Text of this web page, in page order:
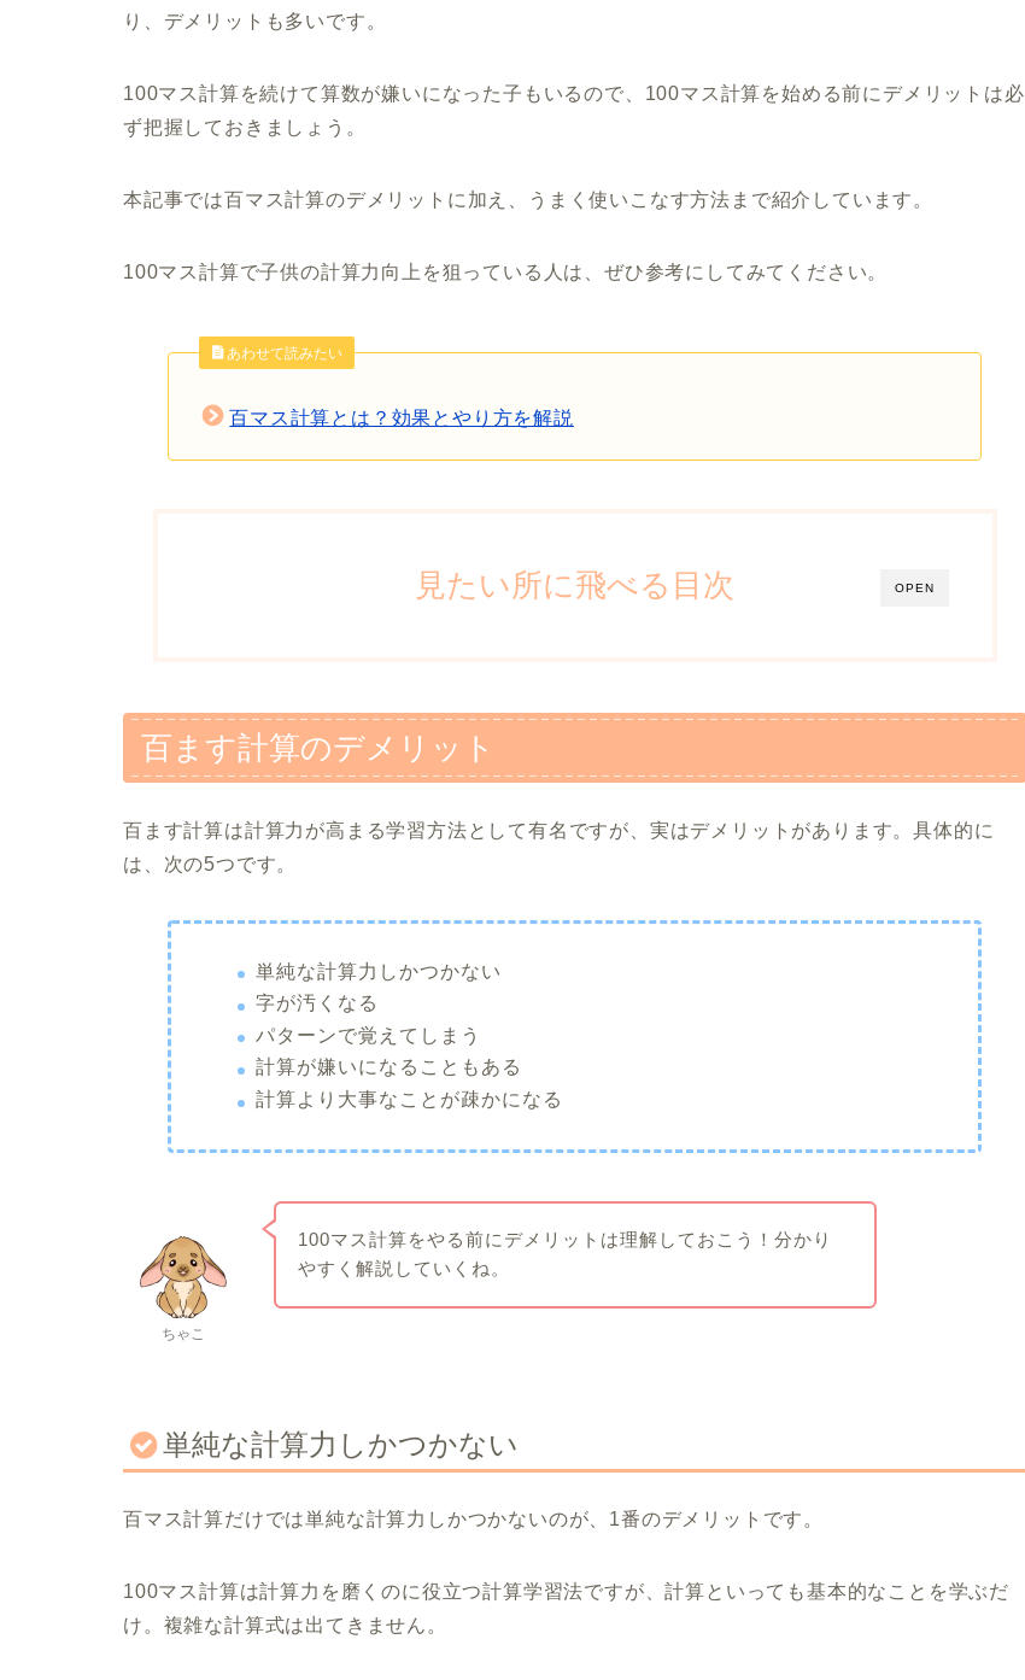
り、デメリットも多いです。
100マス計算を続けて算数が嫌いになった子もいるので、100マス計算を始める前にデメリットは必
ず把握しておきましょう。
本記事では百マス計算のデメリットに加え、うまく使いこなす方法まで紹介しています。
100マス計算で子供の計算力向上を狙っている人は、ぜひ参考にしてみてください。
あわせて読みたい
百マス計算とは？効果とやり方を解説
OPEN
見たい所に飛べる目次
百ます計算のデメリット
百ます計算は計算力が高まる学習方法として有名ですが、実はデメリットがあります。具体的に
は、次の5つです。
単純な計算力しかつかない
字が汚くなる
パターンで覚えてしまう
計算が嫌いになることもある
計算より大事なことが疎かになる
ちゃこ
100マス計算をやる前にデメリットは理解しておこう！分かり
やすく解説していくね。
単純な計算力しかつかない
百マス計算だけでは単純な計算力しかつかないのが、1番のデメリットです。
100マス計算は計算力を磨くのに役立つ計算学習法ですが、計算といっても基本的なことを学ぶだ
け。複雑な計算式は出てきません。